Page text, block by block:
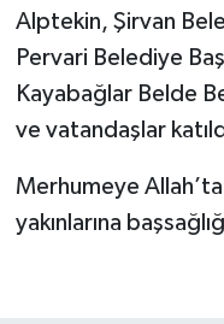
Alptekin, Şirvan
Pervari Belediye
Kayabağlar Belde
ve vatandaşlar
Merhumeye
yakınlarına